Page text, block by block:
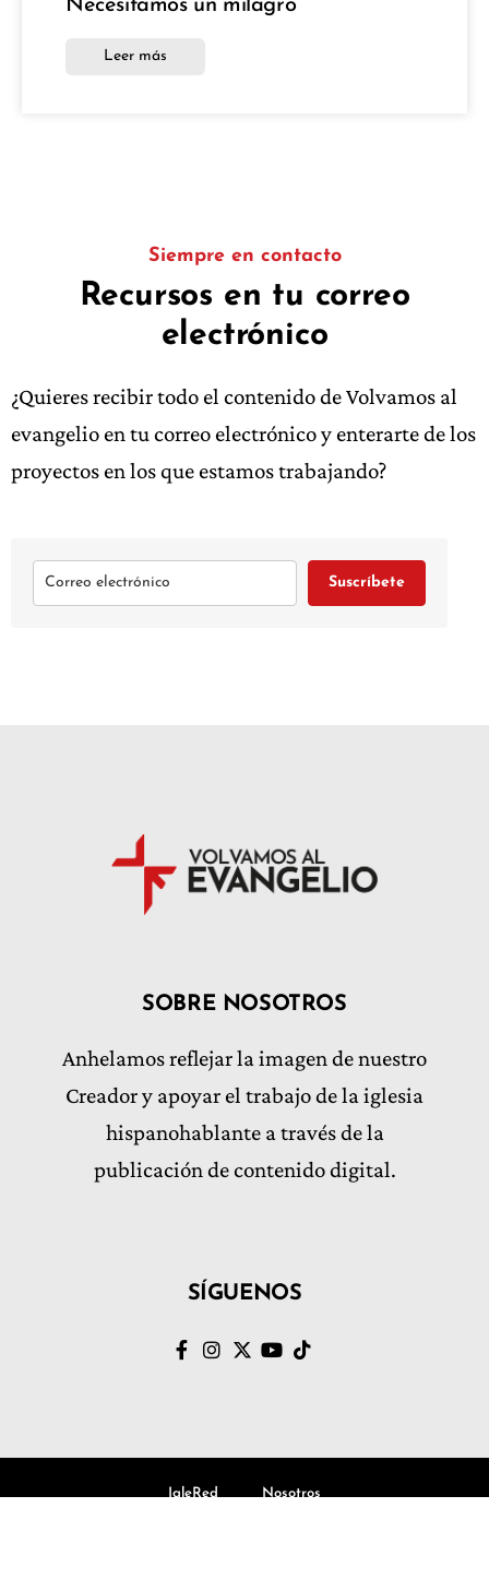
Necesitamos un milagro
Leer más
Siempre en contacto
Recursos en tu correo
electrónico
¿Quieres recibir todo el contenido de Volvamos al
evangelio en tu correo electrónico y enterarte de los
proyectos en los que estamos trabajando?
Suscríbete
SOBRE NOSOTROS
Anhelamos reflejar la imagen de nuestro
Creador y apoyar el trabajo de la iglesia
hispanohablante a través de la
publicación de contenido digital.
SÍGUENOS
IgleRed Nosotros